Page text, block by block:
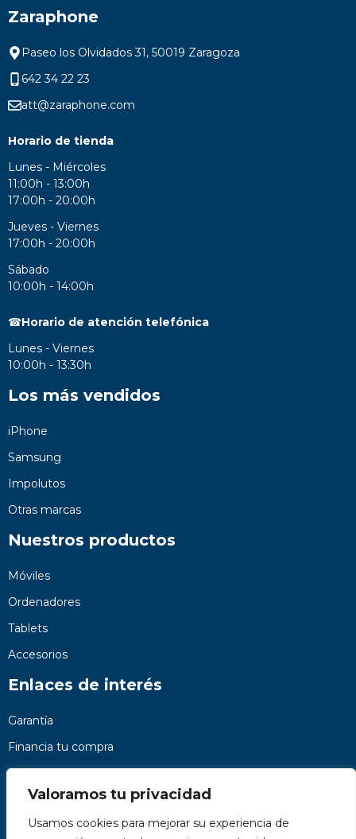
Valoramos tu privacidad
Usamos cookies para mejorar su experiencia de
Zaraphone
Paseo los Olvidados 31, 50019 Zaragoza
642 34 22 23
att@zaraphone.com
Horario de tienda
Lunes - Miércoles
11:00h - 13:00h
17:00h - 20:00h
Jueves - Viernes
17:00h - 20:00h
Sábado
10:00h - 14:00h
☎Horario de atención telefónica
Lunes - Viernes
10:00h - 13:30h
Los más vendidos
iPhone
Samsung
Impolutos
Otras marcas
Nuestros productos
Móviles
Ordenadores
Tablets
Accesorios
Enlaces de interés
Garantía
Financia tu compra
Preguntas frecuentes
Nosotros
Contacto